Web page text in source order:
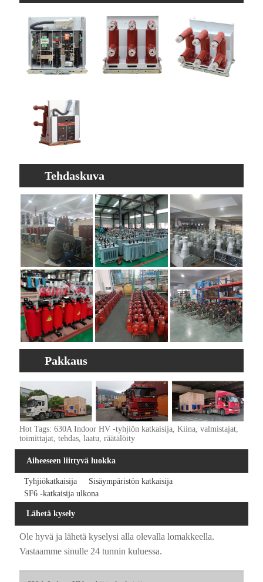
ominaisuudet
Tehdaskuva
Pakkaus
Hot Tags: 630A Indoor HV -tyhjiön katkaisija, Kiina, valmistajat,
toimittajat, tehdas, laatu, räätälöity
Aiheeseen liittyvä luokka
Tyhjiökatkaisija
Sisäympäristön katkaisija
SF6 -katkaisija ulkona
Lähetä kysely
Ole hyvä ja lähetä kyselysi alla olevalla lomakkeella.
Vastaamme sinulle 24 tunnin kuluessa.